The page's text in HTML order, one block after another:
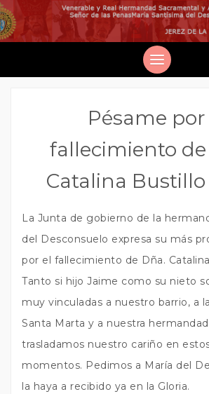
Pésame por
fallecimiento de
Catalina
La Junta de gobierno de la
del Desconsuelo expresa su más
por el fallecimiento de Dña.
Tanto si hijo Jaime como su nieto
muy vinculadas a nuestro barrio, a
Santa Marta y a nuestra
trasladamos nuestro cariño en
momentos. Pedimos a María del
la haya a recibido ya en la Gloria.